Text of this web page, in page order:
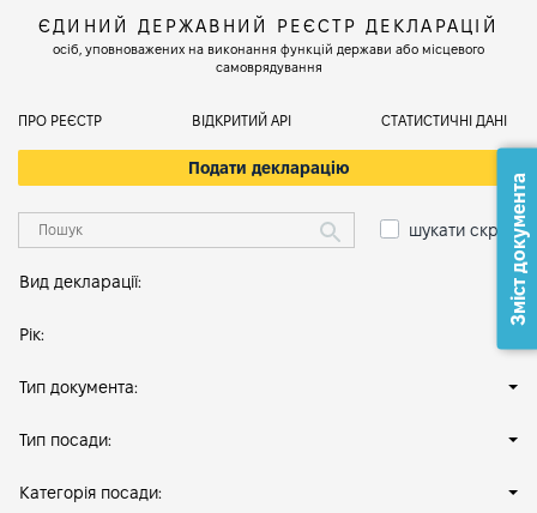
ЄДИНИЙ ДЕРЖАВНИЙ РЕЄСТР ДЕКЛАРАЦІЙ
осіб, уповноважених на виконання функцій держави або місцевого
самоврядування
ПРО РЕЄСТР ВІДКРИТИЙ АРІ СТАТИСТИЧНІ ДАНІ
Подати декларацію
шукати скрізь
Вид декларації:
Рік:
Тип документа:
Тип посади:
Категорія посади:
Зміст документа